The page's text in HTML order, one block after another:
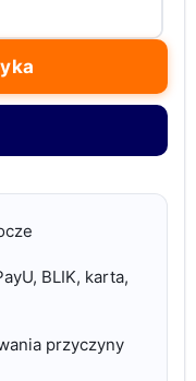
BLIK, karta,
przyczyny